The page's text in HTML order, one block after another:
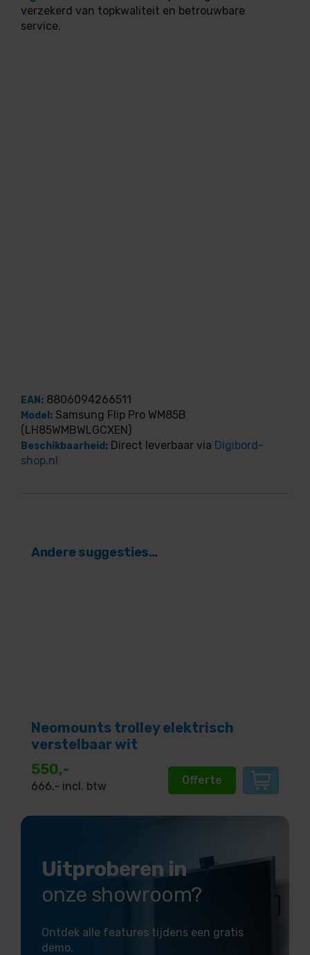
verzekerd van topkwaliteit en betrouwbare
service.
EAN: 8806094266511
Model: Samsung Flip Pro WM85B
(LH85WMBWLGCXEN)
Beschikbaarheid: Direct leverbaar via Digibord-
shop.nl
Andere suggesties…
Neomounts trolley elektrisch
verstelbaar wit
550,-
666,- incl. btw Offerte
Uitproberen in
onze showroom?
Ontdek alle features tijdens een gratis
demo.